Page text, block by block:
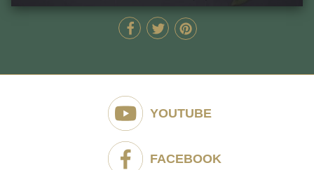
60 MIN GĂTEȘTE ACUM
YOUTUBE
FACEBOOK